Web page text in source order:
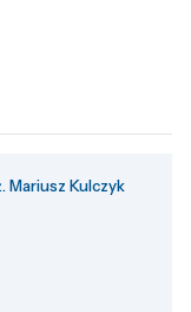
Mariusz Kulczyk